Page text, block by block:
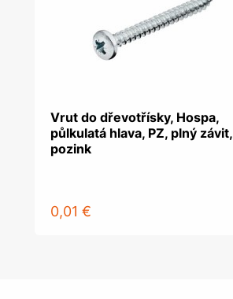
Vrut do dřevotřísky, Hospa,
půlkulatá hlava, PZ, plný závit,
pozink
0,01 €